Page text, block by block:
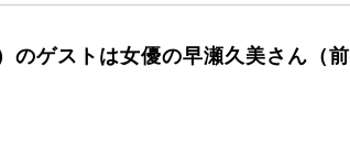
のゲストは女優の早瀬久美さん（前